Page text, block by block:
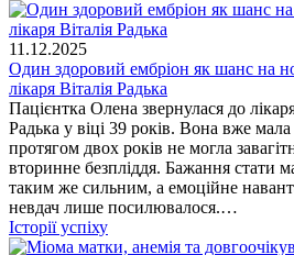
11.12.2025
Один здоровий ембріон як шанс на
лікаря Віталія Радька
Пацієнтка Олена звернулася до
Радька у віці 39 років. Вона вже
протягом двох років не могла
вторинне безпліддя. Бажання стати
таким же сильним, а емоційне
невдач лише посилювалося.…
Історії успіху